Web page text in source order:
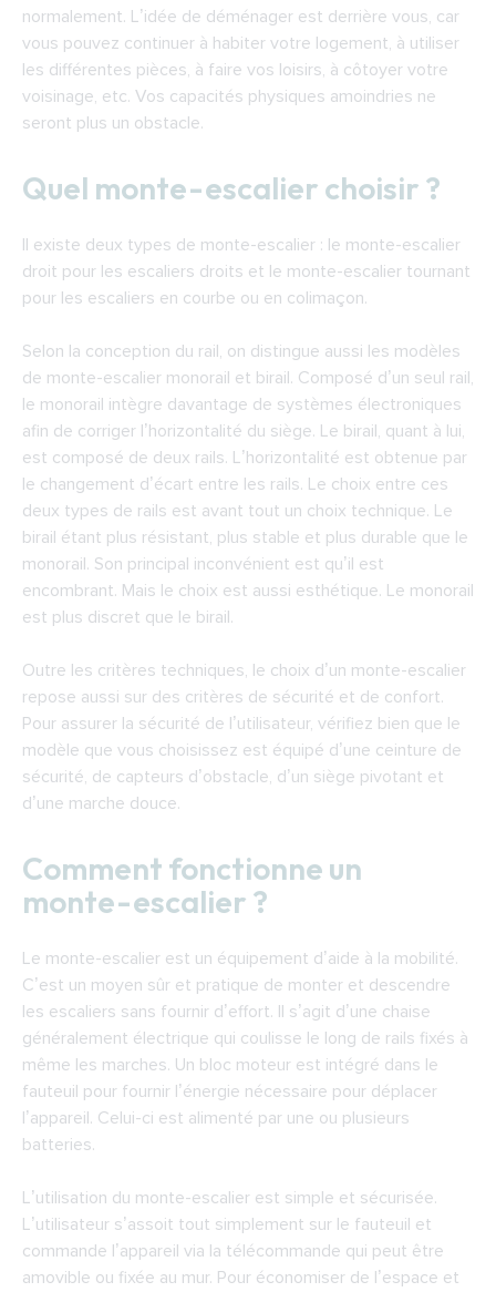
Trouver un installateur de monte-escalier à
Toulouse
normalement. L’idée de déménager est derrière vous, car
vous pouvez continuer à habiter votre logement, à utiliser
les différentes pièces, à faire vos loisirs, à côtoyer votre
voisinage, etc. Vos capacités physiques amoindries ne
seront plus un obstacle.
Quel monte-escalier choisir ?
Il existe deux types de monte-escalier : le monte-escalier
droit pour les escaliers droits et le monte-escalier tournant
pour les escaliers en courbe ou en colimaçon.
Selon la conception du rail, on distingue aussi les modèles
de monte-escalier monorail et birail. Composé d’un seul rail,
le monorail intègre davantage de systèmes électroniques
afin de corriger l’horizontalité du siège. Le birail, quant à lui,
est composé de deux rails. L’horizontalité est obtenue par
le changement d’écart entre les rails. Le choix entre ces
deux types de rails est avant tout un choix technique. Le
birail étant plus résistant, plus stable et plus durable que le
monorail. Son principal inconvénient est qu’il est
encombrant. Mais le choix est aussi esthétique. Le monorail
est plus discret que le birail.
Outre les critères techniques, le choix d’un monte-escalier
repose aussi sur des critères de sécurité et de confort.
Pour assurer la sécurité de l’utilisateur, vérifiez bien que le
modèle que vous choisissez est équipé d’une ceinture de
sécurité, de capteurs d’obstacle, d’un siège pivotant et
d’une marche douce.
Comment fonctionne un
monte-escalier ?
Le monte-escalier est un équipement d’aide à la mobilité.
C’est un moyen sûr et pratique de monter et descendre
les escaliers sans fournir d’effort. Il s’agit d’une chaise
généralement électrique qui coulisse le long de rails fixés à
même les marches. Un bloc moteur est intégré dans le
fauteuil pour fournir l’énergie nécessaire pour déplacer
l’appareil. Celui-ci est alimenté par une ou plusieurs
batteries.
L’utilisation du monte-escalier est simple et sécurisée.
L’utilisateur s’assoit tout simplement sur le fauteuil et
commande l’appareil via la télécommande qui peut être
amovible ou fixée au mur. Pour économiser de l’espace et